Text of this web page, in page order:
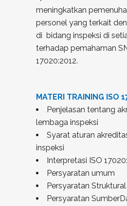
meningkatkan
personel yang terkait
di bidang inspeksi di
terhadap pemahaman
17020:2012.
MATERI TRAINING ISO
Penjelasan tentang
lembaga inspeksi
Syarat aturan
inspeksi
Interpretasi ISO
Persyaratan umum
Persyaratan Struktural
Persyaratan